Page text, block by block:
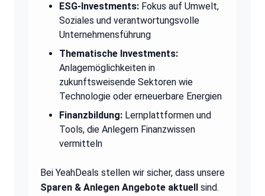
ESG-Investments: Fokus auf Umwelt,
Soziales und verantwortungsvolle
Unternehmensführung
Thematische Investments:
Anlagemöglichkeiten in
zukunftsweisende Sektoren wie
Technologie oder erneuerbare Energien
Finanzbildung: Lernplattformen und
Tools, die Anlegern Finanzwissen
vermitteln
Bei YeahDeals stellen wir sicher, dass unsere
Sparen & Anlegen Angebote aktuell
sind.